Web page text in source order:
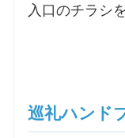
入口のチラシ
巡礼ハンド